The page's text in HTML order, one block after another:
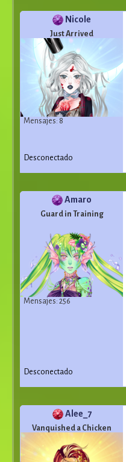
Nicole
Just Arrived
Mensajes: 8
Desconectado
Amaro
Guard in Training
Mensajes: 256
Desconectado
Alee_7
Vanquished a Chicken